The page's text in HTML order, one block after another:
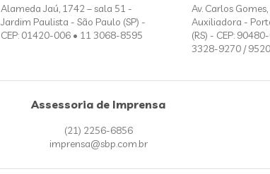
Alameda Jaú, 1742 – sala 51 -
Jardim Paulista - São Paulo (SP) -
CEP: 01420-006 • 11 3068-8595
Av. Carlos
Auxiliadora -
(RS) - CEP:
3328-9270 / 9520
Assessoria de Imprensa
(21) 2256-6856
imprensa@sbp.com.br